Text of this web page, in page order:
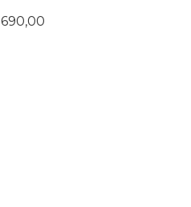
Pris
690,00